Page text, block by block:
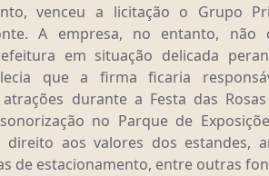
venceu a licitação o Grupo
A empresa, no entanto, não
em situação delicada
que a firma ficaria
durante a Festa das
no Parque de
aos valores dos estandes,
de estacionamento, entre outras